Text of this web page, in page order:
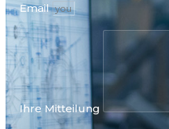
Email
Ihre Mitteilung